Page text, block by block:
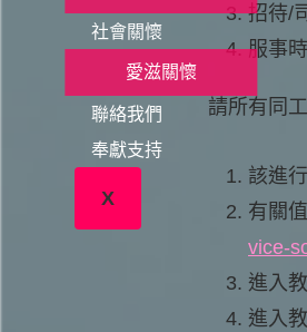
社會關懷
愛滋關懷
聯絡我們
奉獻支持
X
招待/
服事
請所有同
該進
有關
vice-
進入
進入